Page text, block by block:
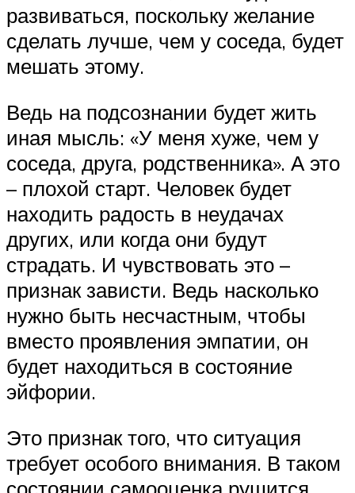
развиваться, поскольку желание
сделать лучше, чем у соседа, будет
мешать этому.
Ведь на подсознании будет жить
иная мысль: «У меня хуже, чем у
соседа, друга, родственника». А это
– плохой старт. Человек будет
находить радость в неудачах
других, или когда они будут
страдать. И чувствовать это –
признак зависти. Ведь насколько
нужно быть несчастным, чтобы
вместо проявления эмпатии, он
будет находиться в состояние
эйфории.
Это признак того, что ситуация
требует особого внимания. В таком